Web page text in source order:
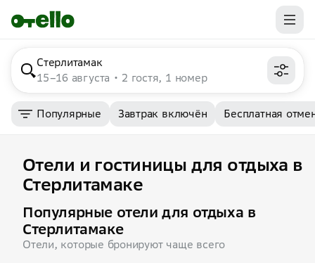
Стерлитамак
15–16 августа
2 гостя, 1 номер
Популярные Завтрак включён Бесплатная
Отели и гостиницы для отдыха в
Стерлитамаке
Популярные отели для отдыха в
Стерлитамаке
Отели, которые бронируют чаще всего